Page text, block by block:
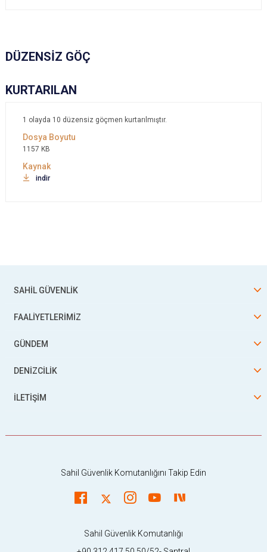
DÜZENSİZ GÖÇ
KURTARILAN
1 olayda 10 düzensiz göçmen kurtarılmıştır.
1157 KB
indir
SAHİL GÜVENLİK
FAALİYETLERİMİZ
GÜNDEM
DENİZCİLİK
İLETİŞİM
Sahil Güvenlik Komutanlığını Takip Edin
Sahil Güvenlik Komutanlığı